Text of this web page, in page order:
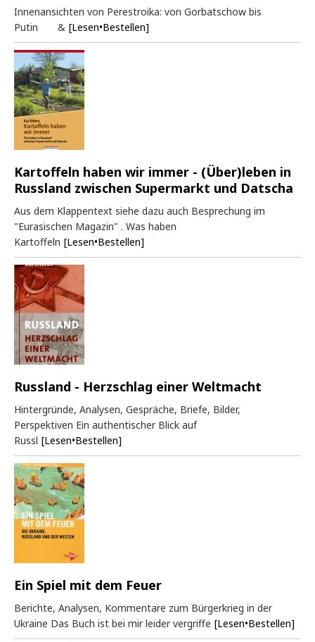
Innenansichten von Perestroika: von Gorbatschow bis
Putin & [Lesen•Bestellen]
Kartoffeln haben wir immer - (Über)leben in
Russland zwischen Supermarkt und Datscha
Aus dem Klappentext siehe dazu auch Besprechung im
"Eurasischen Magazin" . Was haben
Kartoffeln [Lesen•Bestellen]
Russland - Herzschlag einer Weltmacht
Hintergründe, Analysen, Gespräche, Briefe, Bilder,
Perspektiven Ein authentischer Blick auf
Russl [Lesen•Bestellen]
Ein Spiel mit dem Feuer
Berichte, Analysen, Kommentare zum Bürgerkrieg in der
Ukraine Das Buch ist bei mir leider vergriffe [Lesen•Bestellen]